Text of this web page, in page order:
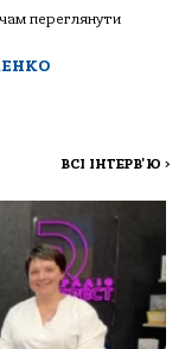
переглянути
ВСІ ІНТЕРВ'Ю >